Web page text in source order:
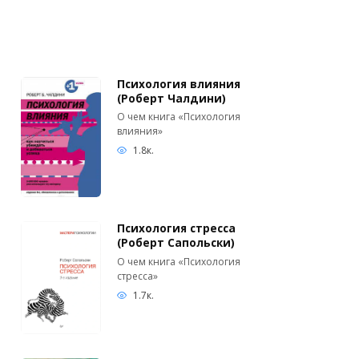
Психология влияния
(Роберт Чалдини)
О чем книга «Психология
влияния»
1.8к.
Психология стресса
(Роберт Сапольски)
О чем книга «Психология
стресса»
1.7к.